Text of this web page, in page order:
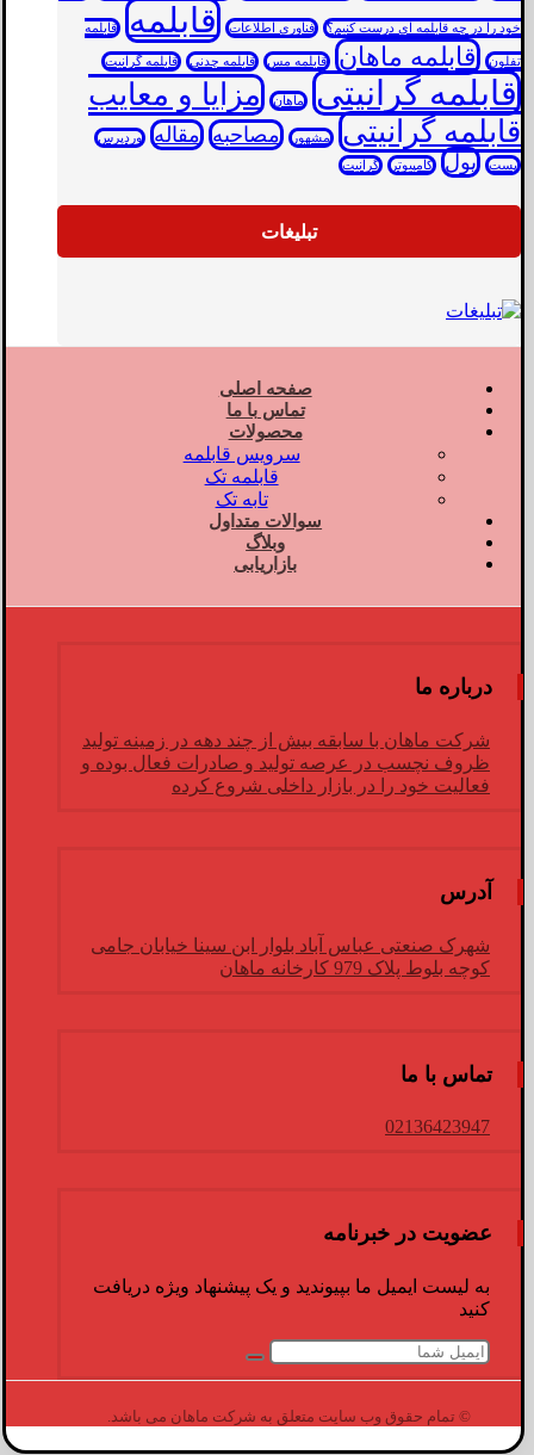
خود را در چه قابلمه ای درست کنیم؟ فناوری اطلاعات قابلمه قابلمه
تفلون قابلمه ماهان قابلمه مس قابلمه چدنی قابلمه گرانیت
قابلمه گرانیتی ماهان
مزایا و معایب
قابلمه گرانیتی
مشهور مصاحبه مقاله وردپرس
پست پول کامپیوتر گرانیت
تبلیغات
صفحه اصلی
تماس با ما
محصولات
سرویس قابلمه
قابلمه تک
تابه تک
سوالات متداول
وبلاگ
بازاریابی
درباره ما
شرکت ماهان با سابقه بیش از چند دهه در زمینه تولید
ظروف نچسب در عرصه تولید و صادرات فعال بوده و
فعالیت خود را در بازار داخلی شروع کرده
آدرس
شهرک صنعتی عباس آباد بلوار ابن سینا خیابان جامی
کوچه بلوط پلاک 979 کارخانه ماهان
تماس با ما
02136423947
عضویت در خبرنامه
به لیست ایمیل ما بپیوندید و یک پیشنهاد ویژه دریافت
کنید
© تمام حقوق وب سایت متعلق به شرکت ماهان می باشد.